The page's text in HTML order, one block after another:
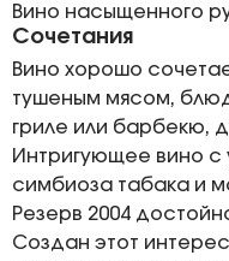
Вино насыщенного
Сочетания
Вино хорошо
тушеным мясом,
гриле или барбекю,
Интригующее вино
симбиоза табака и
Резерв 2004
Создан этот